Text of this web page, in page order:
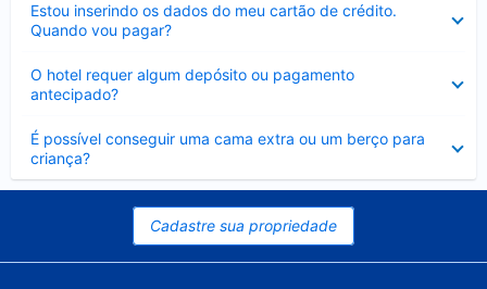
Estou inserindo os dados do meu cartão de crédito.
Quando vou pagar?
O hotel requer algum depósito ou pagamento
antecipado?
É possível conseguir uma cama extra ou um berço para
criança?
Contraído
Cadastre sua propriedade